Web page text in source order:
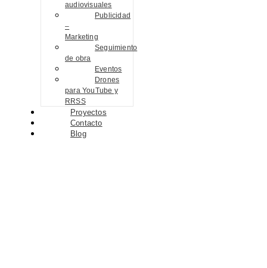
audiovisuales
Publicidad
–
Marketing
Seguimiento
de obra
Eventos
Drones
para YouTube y
RRSS
Proyectos
Contacto
Blog